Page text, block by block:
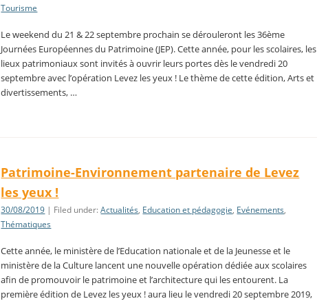
Tourisme
Le weekend du 21 & 22 septembre prochain se dérouleront les 36ème
Journées Européennes du Patrimoine (JEP). Cette année, pour les scolaires, les
lieux patrimoniaux sont invités à ouvrir leurs portes dès le vendredi 20
septembre avec l’opération Levez les yeux ! Le thème de cette édition, Arts et
divertissements, …
Patrimoine-Environnement partenaire de Levez
les yeux !
30/08/2019 | Filed under:Actualités, Education et pédagogie, Evénements,
Thématiques
Cette année, le ministère de l’Education nationale et de la Jeunesse et le
ministère de la Culture lancent une nouvelle opération dédiée aux scolaires
afin de promouvoir le patrimoine et l’architecture qui les entourent. La
première édition de Levez les yeux ! aura lieu le vendredi 20 septembre 2019,